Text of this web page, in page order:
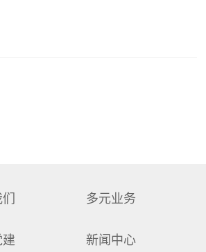
多元业务
新闻中心